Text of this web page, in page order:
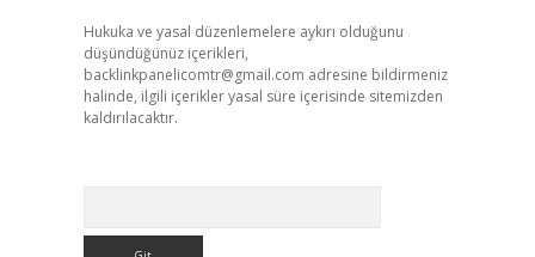
Hukuka ve yasal düzenlemelere aykırı olduğunu
düşündüğünüz içerikleri,
backlinkpanelicomtr@gmail.com adresine bildirmeniz
halinde, ilgili içerikler yasal süre içerisinde sitemizden
kaldırılacaktır.